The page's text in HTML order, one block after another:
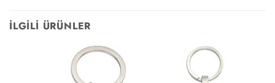
İLGILI ÜRÜNLER